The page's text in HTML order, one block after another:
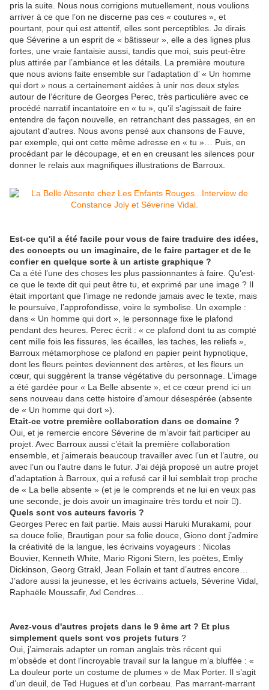
pris la suite. Nous nous corrigions mutuellement, nous voulions
arriver à ce que l’on ne discerne pas ces « coutures », et
pourtant, pour qui est attentif, elles sont perceptibles. Je dirais
que Séverine a un esprit de « bâtisseur », elle a des lignes plus
fortes, une vraie fantaisie aussi, tandis que moi, suis peut-être
plus attirée par l’ambiance et les détails. La première mouture
que nous avions faite ensemble sur l’adaptation d’ « Un homme
qui dort » nous a certainement aidées à unir nos deux styles
autour de l’écriture de Georges Perec, très particulière avec ce
procédé narratif incantatoire en « tu », qu’il s’agissait de faire
entendre de façon nouvelle, en retranchant des passages, en en
ajoutant d’autres. Nous avons pensé aux chansons de Fauve,
par exemple, qui ont cette même adresse en « tu »… Puis, en
procédant par le découpage, et en en creusant les silences pour
donner le relais aux magnifiques illustrations de Barroux.
Est-ce qu'il a été facile pour vous de faire traduire des idées,
des concepts ou un imaginaire, de le faire partager et de le
confier en quelque sorte à un artiste graphique ?
Ca a été l’une des choses les plus passionnantes à faire. Qu’est-
ce que le texte dit qui peut être tu, et exprimé par une image ? Il
était important que l’image ne redonde jamais avec le texte, mais
le poursuive, l’approfondisse, voire le symbolise. Un exemple :
dans « Un homme qui dort », le personnage fixe le plafond
pendant des heures. Perec écrit : « ce plafond dont tu as compté
cent mille fois les fissures, les écailles, les taches, les reliefs »,
Barroux métamorphose ce plafond en papier peint hypnotique,
dont les fleurs peintes deviennent des artères, et les fleurs un
cœur, qui suggèrent la transe végétative du personnage. L’image
a été gardée pour « La Belle absente », et ce cœur prend ici un
sens nouveau dans cette histoire d’amour désespérée (absente
de « Un homme qui dort »).
Etait-ce votre première collaboration dans ce domaine ?
Oui, et je remercie encore Séverine de m’avoir fait participer au
projet. Avec Barroux aussi c’était la première collaboration
ensemble, et j’aimerais beaucoup travailler avec l’un et l’autre, ou
avec l’un ou l’autre dans le futur. J’ai déjà proposé un autre projet
d’adaptation à Barroux, qui a refusé car il lui semblait trop proche
de « La belle absente » (et je le comprends et ne lui en veux pas
une seconde, je dois avoir un imaginaire très tordu et noir ).
Quels sont vos auteurs favoris ?
Georges Perec en fait partie. Mais aussi Haruki Murakami, pour
sa douce folie, Brautigan pour sa folie douce, Giono dont j’admire
la créativité de la langue, les écrivains voyageurs : Nicolas
Bouvier, Kenneth White, Mario Rigoni Stern, les poètes, Emliy
Dickinson, Georg Gtrakl, Jean Follain et tant d’autres encore…
J’adore aussi la jeunesse, et les écrivains actuels, Séverine Vidal,
Raphaële Moussafir, Axl Cendres…
Avez-vous d'autres projets dans le 9 ème art ? Et plus
simplement quels sont vos projets futurs ?
Oui, j’aimerais adapter un roman anglais très récent qui
m’obsède et dont l’incroyable travail sur la langue m’a bluffée : «
La douleur porte un costume de plumes » de Max Porter. Il s’agit
d’un deuil, de Ted Hugues et d’un corbeau. Pas marrant-marrant